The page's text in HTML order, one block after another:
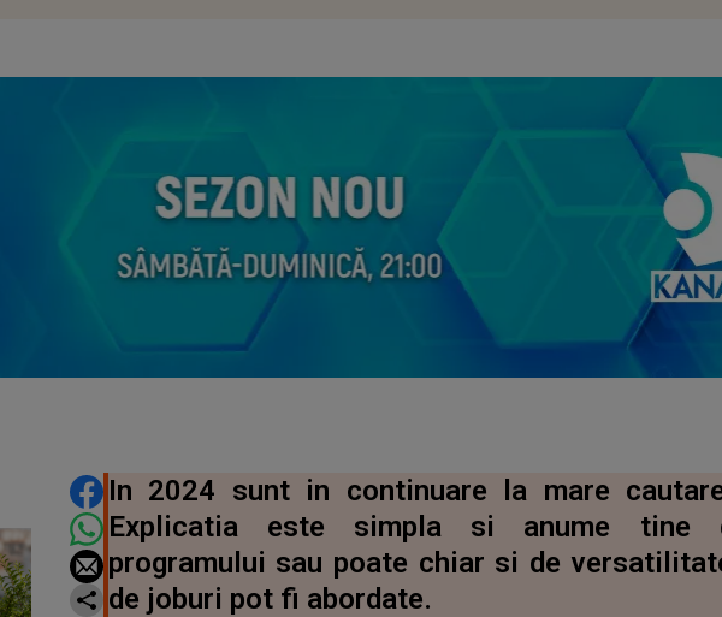
DISTRIBUIE ARTICOLUL
In 2024 sunt in continuare la mare
Explicatia este simpla si anume tine
programului sau poate chiar si de
de joburi pot fi abordate.